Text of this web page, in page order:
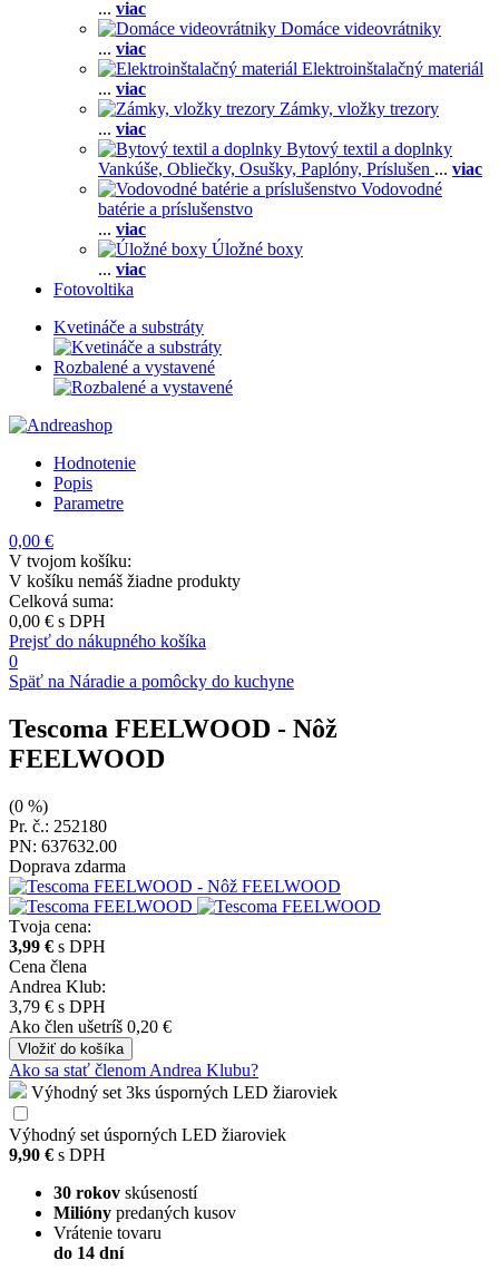
... viac
Domáce videovrátniky
... viac
Elektroinštalačný materiál
... viac
Zámky, vložky trezory
... viac
Bytový textil a doplnky
Vankúše, Obliečky, Osušky, Paplóny, Príslušen ... viac
Vodovodné
batérie a príslušenstvo
... viac
Úložné boxy
... viac
Fotovoltika
Kvetináče a substráty
Rozbalené a vystavené
Hodnotenie
Popis
Parametre
0,00 €
V tvojom košíku:
V košíku nemáš žiadne produkty
Celková suma:
0,00 € s DPH
Prejsť do nákupného košíka
0
Späť na Náradie a pomôcky do kuchyne
Tescoma FEELWOOD - Nôž
FEELWOOD
(0 %)
Pr. č.: 252180
PN: 637632.00
Doprava zdarma
Tvoja cena:
3,99 € s DPH
Cena člena
Andrea Klub:
3,79 € s DPH
Ako člen ušetríš 0,20 €
Vložiť do košíka
Ako sa stať členom Andrea Klubu?
Výhodný set 3ks úsporných LED žiaroviek
Výhodný set úsporných LED žiaroviek
9,90 € s DPH
30 rokov skúseností
Milióny predaných kusov
Vrátenie tovaru
do 14 dní